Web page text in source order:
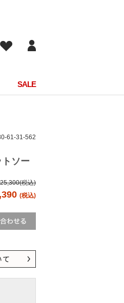
SALE
61-31-562
トソー
(税込)
(税込)